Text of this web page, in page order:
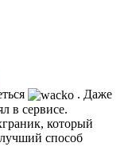
. Даже
в сервисе.
который
способ